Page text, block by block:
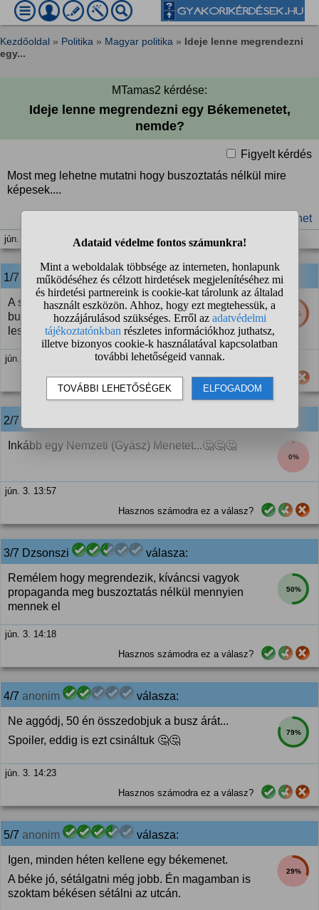
Kezdőoldal » Politika » Magyar politika » Ideje lenne megrendezni
egy...
MTamas2 kérdése:
Ideje lenne megrendezni egy Békemenetet,
nemde?
Figyelt kérdés
Most meg lehetne mutatni hogy buszoztatás nélkül mire
képesek....
#békemenet
jún. 3. 13:27
1/7 anonim válasza:
48%
A székelyeknek már nem tudnak közpénzből
buszokat rendelni, meg szalámit adni, így nehéz
lesz:(((
jún. 3. 13:50
Hasznos számodra ez a válasz?
2/7
0%
Inkább egy Nemzeti (Gyász) Menetet...🤔🤔🤔
jún. 3. 13:57
Hasznos számodra ez a válasz?
3/7 Dzsonszi válasza:
50%
Remélem hogy megrendezik, kíváncsi vagyok
propaganda meg buszoztatás nélkül mennyien
mennek el
jún. 3. 14:18
Hasznos számodra ez a válasz?
4/7 anonim válasza:
79%
Ne aggódj, 50 én összedobjuk a busz árát...
Spoiler, eddig is ezt csináltuk 🤔🤔
jún. 3. 14:23
Hasznos számodra ez a válasz?
5/7 anonim válasza:
29%
Igen, minden héten kellene egy békemenet.
A béke jó, sétálgatni még jobb. Én magamban is
szoktam békésen sétálni az utcán.